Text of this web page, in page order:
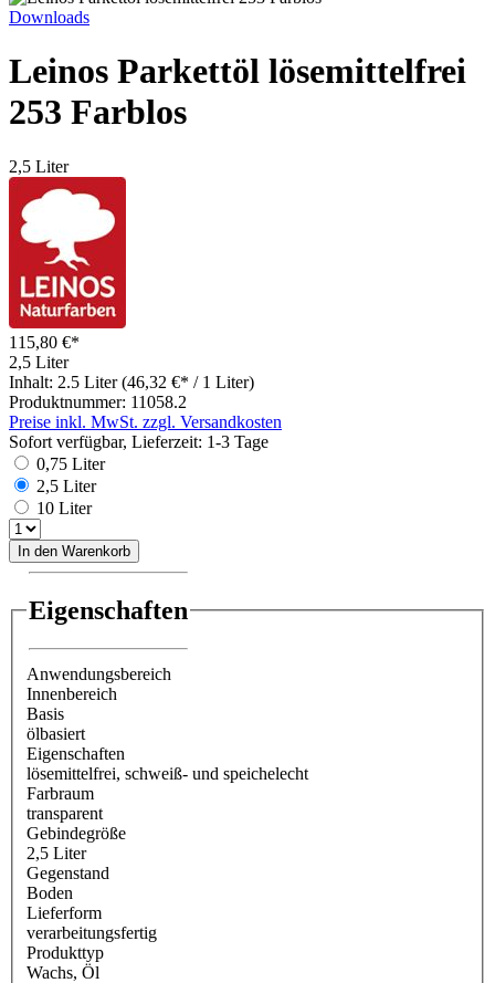
Downloads
Leinos Parkettöl lösemittelfrei
253 Farblos
2,5 Liter
115,80 €*
2,5 Liter
Inhalt: 2.5 Liter (46,32 €* / 1 Liter)
Produktnummer: 11058.2
Preise inkl. MwSt. zzgl. Versandkosten
Sofort verfügbar, Lieferzeit: 1-3 Tage
0,75 Liter
2,5 Liter
10 Liter
In den Warenkorb
Eigenschaften
Anwendungsbereich
Innenbereich
Basis
ölbasiert
Eigenschaften
lösemittelfrei, schweiß- und speichelecht
Farbraum
transparent
Gebindegröße
2,5 Liter
Gegenstand
Boden
Lieferform
verarbeitungsfertig
Produkttyp
Wachs, Öl